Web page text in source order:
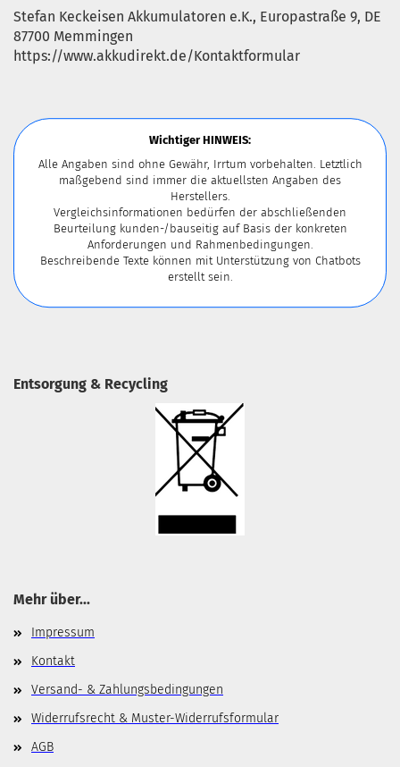
Stefan Keckeisen Akkumulatoren e.K., Europastraße 9, DE
87700 Memmingen
https://www.akkudirekt.de/Kontaktformular
Wichtiger HINWEIS:
Alle Angaben sind ohne Gewähr, Irrtum vorbehalten. Letztlich
maßgebend sind immer die aktuellsten Angaben des
Herstellers.
Vergleichsinformationen bedürfen der abschließenden
Beurteilung kunden-/bauseitig auf Basis der konkreten
Anforderungen und Rahmenbedingungen.
Beschreibende Texte können mit Unterstützung von Chatbots
erstellt sein.
Entsorgung & Recycling
Mehr über...
Impressum
Kontakt
Versand- & Zahlungsbedingungen
Widerrufsrecht & Muster-Widerrufsformular
AGB